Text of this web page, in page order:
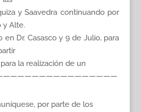
y Saavedra continuando por
y Alte.
en Dr. Casasco y 9 de Julio, para
la realización de un
por parte de los